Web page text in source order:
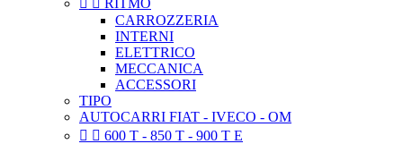
  RITMO
CARROZZERIA
INTERNI
ELETTRICO
MECCANICA
ACCESSORI
TIPO
AUTOCARRI FIAT - IVECO - OM
  600 T - 850 T - 900 T E